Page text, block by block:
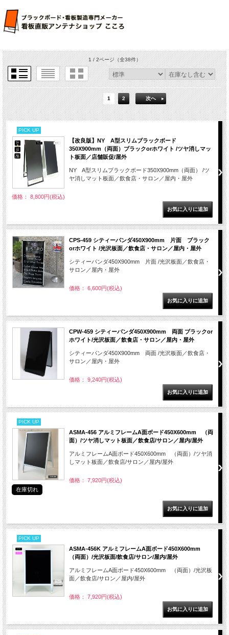
1 / 2ページ（全38件）
1 2 次へ
PICK UP
【改良版】NY A型スリムブラックボード
350X900mm（両面）ブラックorホワイト /ツヤ消しマッ
ト板面／店舗販促/屋外
NY A型スリムブラックボード350X900mm（両面） /ツ
ヤ消しマット板面／飲食店・サロン／屋内・屋外
価格： 8,800円(税込)
CPS-459 シティーパンダ450X900mm 片面 ブラック
orホワイト /光沢板面／飲食店・サロン／屋内・屋外
シティーパンダ450X900mm 片面 /光沢板面／飲食店・
サロン／屋内・屋外
価格： 6,600円(税込)
CPW-459 シティーパンダ450X900mm 両面 ブラックor
ホワイト/光沢板面／飲食店・サロン／屋内・屋外
シティーパンダ450X900mm 両面 /光沢板面／飲食店・
サロン／屋内・屋外
価格： 9,240円(税込)
PICK UP
ASMA-456 アルミフレームA面ボード450X600mm （両
面）/ツヤ消しマット板面／飲食店/サロン／屋内/屋外
アルミフレームA面ボード450X600mm （両面）/ツヤ消
しマット板面／飲食店/サロン／屋内/屋外
価格： 7,920円(税込)
在庫切れ
PICK UP
ASMA-456K アルミフレームA面ボード450X600mm
（両面）/光沢板面/飲食店/サロン/屋内/屋外
アルミフレームA面ボード450X600mm （両面）/光沢板
面／飲食店/サロン／屋内/屋外
価格： 7,920円(税込)